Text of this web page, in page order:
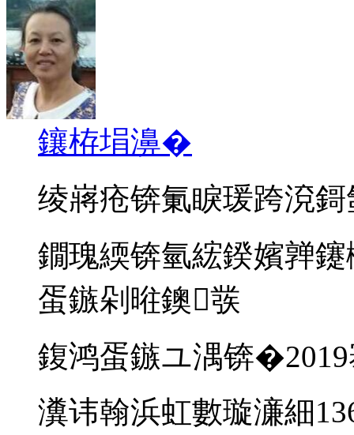
鑲栫埍濞�
绫嶈疮锛氭睙瑗跨渷
鐗瑰緛锛氫綋鍨嬪亸
蛋鏃剁暀鐭彂
鍑鸿蛋鏃ユ湡锛
瀵讳翰浜虹數璇濓細